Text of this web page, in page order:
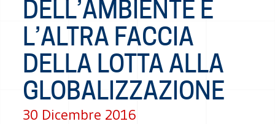
DELL’AMBIENTE È
L’ALTRA FACCIA
DELLA LOTTA ALLA
GLOBALIZZAZIONE
30 Dicembre 2016